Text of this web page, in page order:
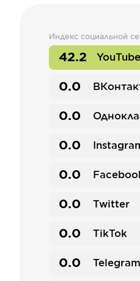
Индекс социальной
42.2 YouTube
0.0
0.0
0.0
0.0
0.0 Twitter
0.0 TikTok
0.0 Telegram